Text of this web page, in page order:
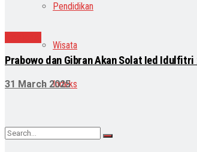
Pendidikan
Wisata
Indeks
Prabowo dan Gibran Akan Solat Ied
31 March 2025